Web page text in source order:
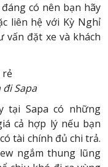
có nên bạn hãy
liên hệ với Kỳ Nghỉ
đặt xe và khách
Sapa
tại Sapa có những
cả hợp lý nếu bạn
tài chính đủ chi trả.
ngắm thung lũng